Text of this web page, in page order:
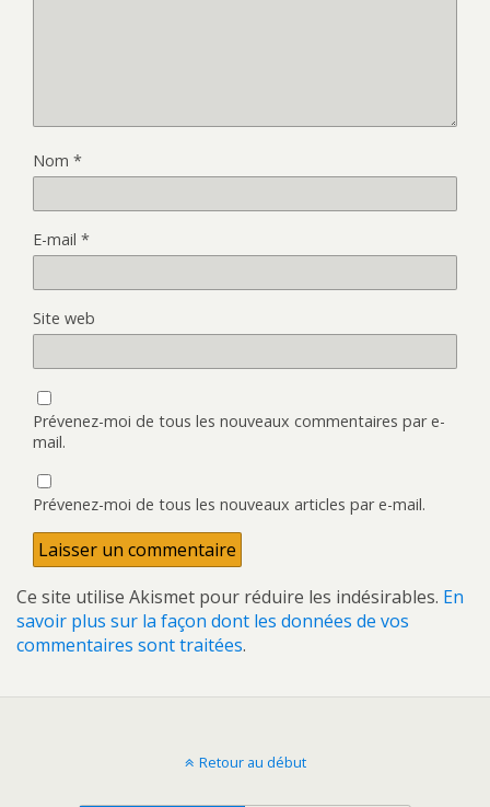
Nom *
E-mail *
Site web
Prévenez-moi de tous les nouveaux commentaires par e-
mail.
Prévenez-moi de tous les nouveaux articles par e-mail.
Ce site utilise Akismet pour réduire les indésirables. En
savoir plus sur la façon dont les données de vos
commentaires sont traitées.
Retour au début